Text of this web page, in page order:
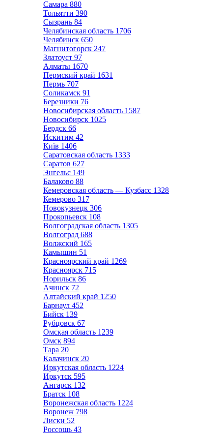
Самара 880
Тольятти 390
Сызрань 84
Челябинская область 1706
Челябинск 650
Магнитогорск 247
Златоуст 97
Алматы 1670
Пермский край 1631
Пермь 707
Соликамск 91
Березники 76
Новосибирская область 1587
Новосибирск 1025
Бердск 66
Искитим 42
Київ 1406
Саратовская область 1333
Саратов 627
Энгельс 149
Балаково 88
Кемеровская область — Кузбасс 1328
Кемерово 317
Новокузнецк 306
Прокопьевск 108
Волгоградская область 1305
Волгоград 688
Волжский 165
Камышин 51
Красноярский край 1269
Красноярск 715
Норильск 86
Ачинск 72
Алтайский край 1250
Барнаул 452
Бийск 139
Рубцовск 67
Омская область 1239
Омск 894
Тара 20
Калачинск 20
Иркутская область 1224
Иркутск 595
Ангарск 132
Братск 108
Воронежская область 1224
Воронеж 798
Лиски 52
Россошь 43